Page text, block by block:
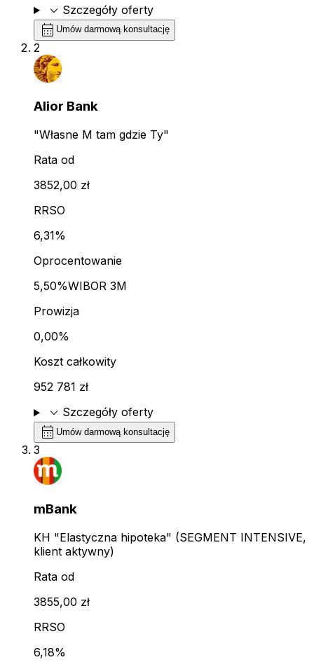
expand_more Szczegóły oferty
calendar_month Umów darmową konsultację
2
Alior Bank
"Własne M tam gdzie Ty"
Rata od
3852,00 zł
RRSO
6,31%
Oprocentowanie
5,50%WIBOR 3M
Prowizja
0,00%
Koszt całkowity
952 781 zł
expand_more Szczegóły oferty
calendar_month Umów darmową konsultację
3
mBank
KH "Elastyczna hipoteka" (SEGMENT INTENSIVE,
klient aktywny)
Rata od
3855,00 zł
RRSO
6,18%